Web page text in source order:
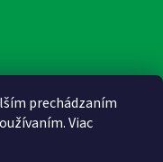
prechádzaním
Viac